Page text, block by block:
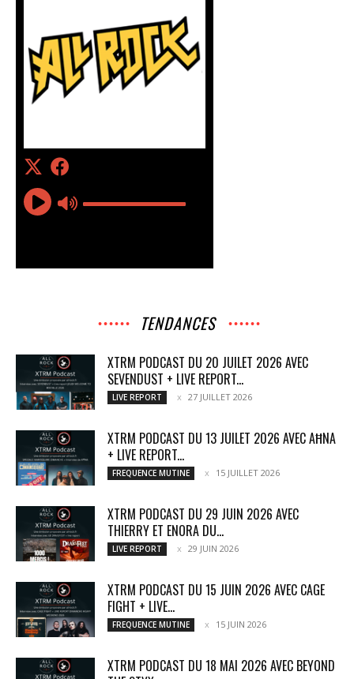
TENDANCES
XTRM PODCAST DU 20 JUILET 2026 AVEC
SEVENDUST + LIVE REPORT...
LIVE REPORT 27 JUILLET 2026
XTRM PODCAST DU 13 JUILET 2026 AVEC AĦNA
+ LIVE REPORT...
FREQUENCE MUTINE 15 JUILLET 2026
XTRM PODCAST DU 29 JUIN 2026 AVEC
THIERRY ET ENORA DU...
LIVE REPORT 29 JUIN 2026
XTRM PODCAST DU 15 JUIN 2026 AVEC CAGE
FIGHT + LIVE...
FREQUENCE MUTINE 15 JUIN 2026
XTRM PODCAST DU 18 MAI 2026 AVEC BEYOND